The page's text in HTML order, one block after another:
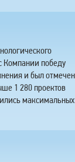
Компании победу
и был отмечен
1 280 проектов
максимальных